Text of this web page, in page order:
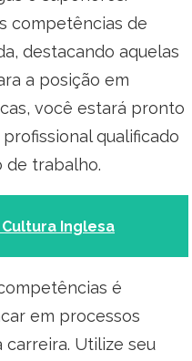
competências de
destacando aquelas
a posição em
você estará pronto
qualificado
de trabalho.
Inglesa
é
em processos
carreira. Utilize seu